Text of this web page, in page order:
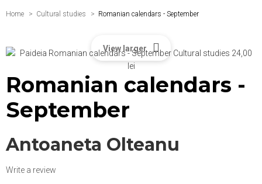
Home Cultural studies > Romanian calendars - September
View larger
Romanian calendars -
September
Antoaneta Olteanu
Write a review